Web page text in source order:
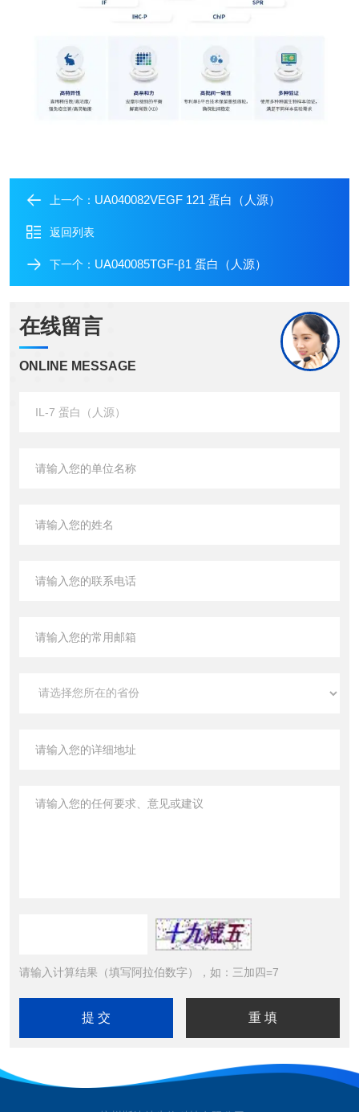
上一个： UA040082VEGF 121 蛋白（人源）
返回列表
下一个： UA040085TGF-β1 蛋白（人源）
在线留言
ONLINE MESSAGE
请输入计算结果（填写阿拉伯数字），如：三加四=7